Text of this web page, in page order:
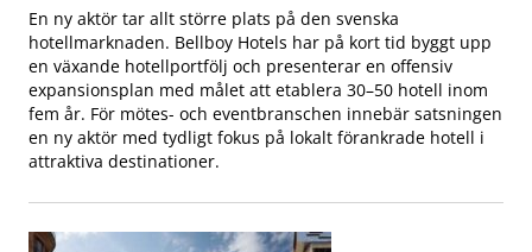
En ny aktör tar allt större plats på den svenska
hotellmarknaden. Bellboy Hotels har på kort tid byggt upp
en växande hotellportfölj och presenterar en offensiv
expansionsplan med målet att etablera 30–50 hotell inom
fem år. För mötes- och eventbranschen innebär satsningen
en ny aktör med tydligt fokus på lokalt förankrade hotell i
attraktiva destinationer.